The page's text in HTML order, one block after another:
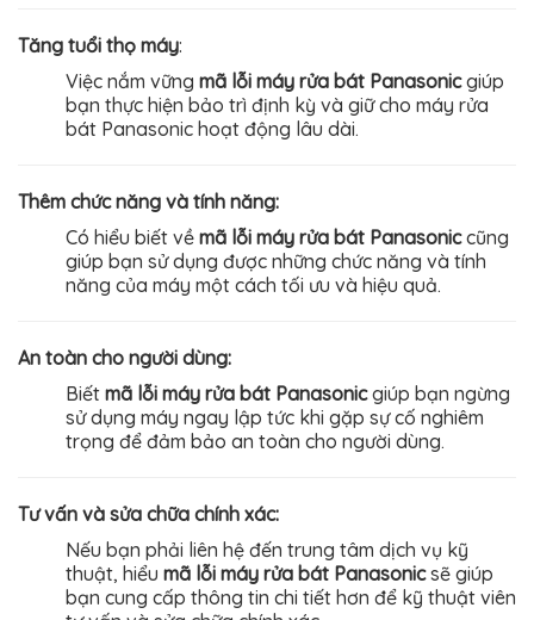
Tăng tuổi thọ máy:
Việc nắm vững mã lỗi máy rửa bát Panasonicgiúp
bạn thực hiện bảo trì định kỳ và giữ cho máy rửa
bát Panasonic hoạt động lâu dài.
Thêm chức năng và tính năng:
Có hiểu biết về mã lỗi máy rửa bát Panasoniccũng
giúp bạn sử dụng được những chức năng và tính
năng của máy một cách tối ưu và hiệu quả.
An toàn cho người dùng:
Biết mã lỗi máy rửa bát Panasonicgiúp bạn ngừng
sử dụng máy ngay lập tức khi gặp sự cố nghiêm
trọng để đảm bảo an toàn cho người dùng.
Tư vấn và sửa chữa chính xác:
Nếu bạn phải liên hệ đến trung tâm dịch vụ kỹ
thuật, hiểu mã lỗi máy rửa bát Panasonicsẽ giúp
bạn cung cấp thông tin chi tiết hơn để kỹ thuật viên